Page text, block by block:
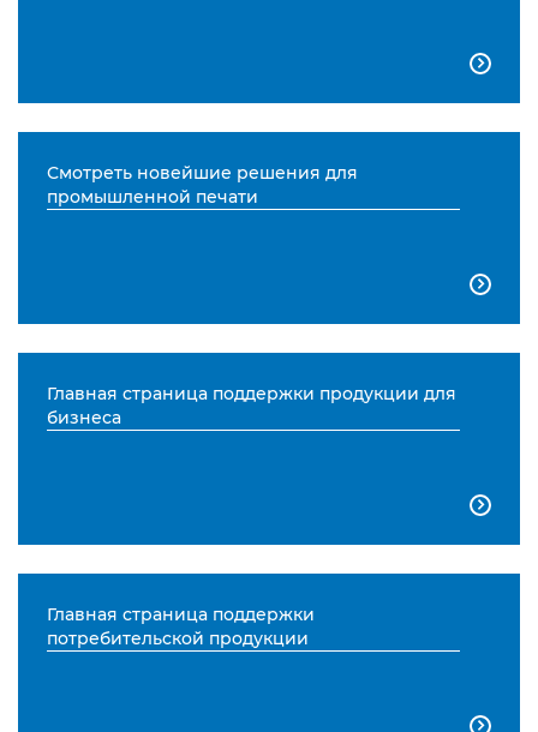

Смотреть новейшие решения для
промышленной печати

Главная страница поддержки продукции для
бизнеса

Главная страница поддержки
потребительской продукции
